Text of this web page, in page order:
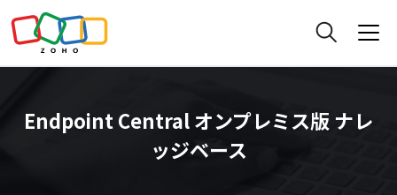
Endpoint Central オンプレミス版 ナレ
ッジベース